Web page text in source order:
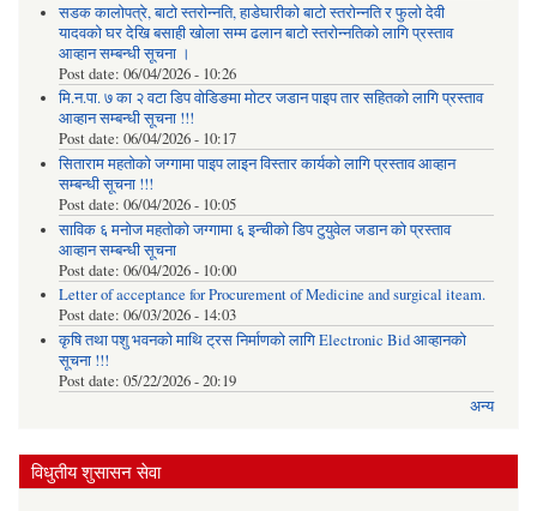
सडक कालोपत्रे, बाटो स्तरोन्नति, हाडेघारीको बाटो स्तरोन्नति र फुलो देवी
यादवको घर देखि बसाही खोला सम्म ढलान बाटो स्तरोन्नतिको लागि प्रस्ताव
आव्हान सम्बन्धी सूचना ।
Post date: 06/04/2026 - 10:26
मि.न.पा. ७ का २ वटा डिप वोडिङमा मोटर जडान पाइप तार सहितको लागि प्रस्ताव
आव्हान सम्बन्धी सूचना !!!
Post date: 06/04/2026 - 10:17
सिताराम महतोको जग्गामा पाइप लाइन विस्तार कार्यको लागि प्रस्ताव आव्हान
सम्बन्धी सूचना !!!
Post date: 06/04/2026 - 10:05
साविक ६ मनोज महतोको जग्गामा ६ इन्चीको डिप टुयुवेल जडान को प्रस्ताव
आव्हान सम्बन्धी सूचना
Post date: 06/04/2026 - 10:00
Letter of acceptance for Procurement of Medicine and surgical iteam.
Post date: 06/03/2026 - 14:03
कृषि तथा पशु भवनको माथि ट्रस निर्माणको लागि Electronic Bid आव्हानको
सूचना !!!
Post date: 05/22/2026 - 20:19
अन्य
विधुतीय शुसासन सेवा